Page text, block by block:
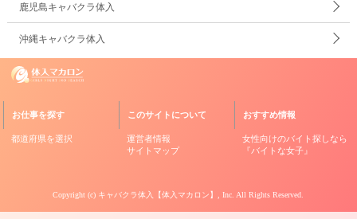
鹿児島キャバクラ体入
沖縄キャバクラ体入
お仕事を探す
都道府県を選択
このサイトについて
運営者情報
サイトマップ
おすすめ情報
女性向けのバイト探しなら
『バイトな女子』
Copyright (c) キャバクラ体入【体入マカロン】 , Inc. All Rights Reserved.